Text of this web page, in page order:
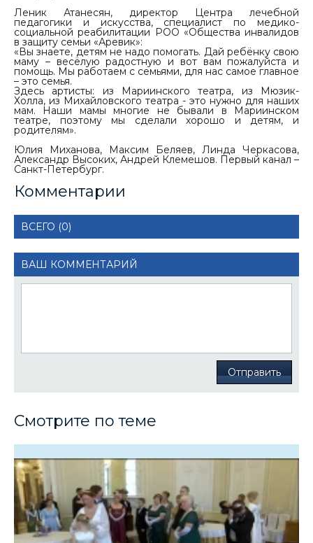
Леник Атанесян, директор Центра лечебной
педагогики и искусства, специалист по медико-
социальной реабилитации РОО «Общества инвалидов
в защиту семьи «Аревик»:
«Вы знаете, детям не надо помогать. Дай ребёнку свою
маму – весёлую радостную и вот вам пожалуйста и
помощь. Мы работаем с семьями, для нас самое главное
– это семья.
Здесь артисты: из Мариинского театра, из Мюзик-
Холла, из Михайловского театра - это нужно для наших
мам. Наши мамы многие не бывали в Мариинском
театре, поэтому мы сделали хорошо и детям, и
родителям».
Юлия Миханова, Максим Беляев, Линда Черкасова,
Александр Высоких, Андрей Клемешов. Первый канал –
Санкт-Петербург.
Комментарии
ВСЕГО (0)
ВАШ КОММЕНТАРИЙ
Отправить
Смотрите по теме